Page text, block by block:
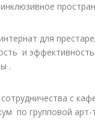
для
и
.
с
по групповой